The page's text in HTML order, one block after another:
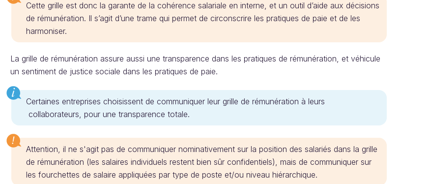
Cette grille est donc la garante de la cohérence salariale en interne, et un outil d’aide aux décisions
de rémunération. Il s’agit d’une trame qui permet de circonscrire les pratiques de paie et de les
harmoniser.
La grille de rémunération assure aussi une transparence dans les pratiques de rémunération, et véhicule
un sentiment de justice sociale dans les pratiques de paie.
Certaines entreprises choisissent de communiquer leur grille de rémunération à leurs
collaborateurs, pour une transparence totale.
Attention, il ne s'agit pas de communiquer nominativement sur la position des salariés dans la grille
de rémunération (les salaires individuels restent bien sûr confidentiels), mais de communiquer sur
les fourchettes de salaire appliquées par type de poste et/ou niveau hiérarchique.